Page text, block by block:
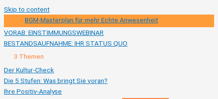
Skip to content
BGM-Masterplan für mehr Echte Anwesenheit
VORAB: EINSTIMMUNGSWEBINAR
BESTANDSAUFNAHME: IHR STATUS QUO
Ausklappen
BESTANDSAUFNAHME:
STATUS
QUO
3 Themen
Der Kultur-Check
Die 5 Stufen: Was bringt Sie voran?
Ihre Positiv-Analyse